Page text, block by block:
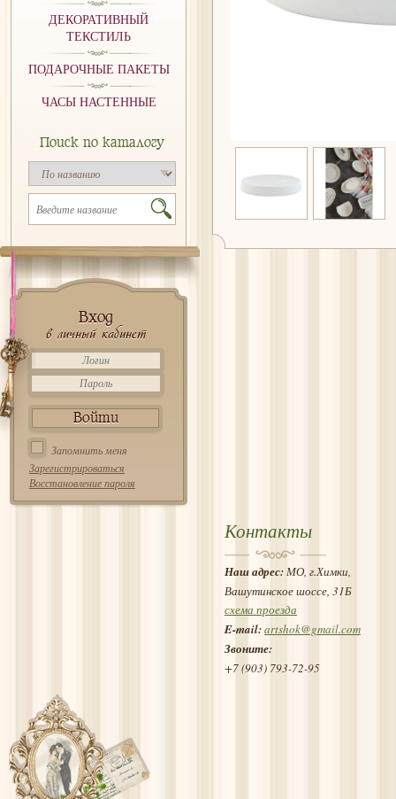
ДЕКОРАТИВНЫЙ
ТЕКСТИЛЬ
ПОДАРОЧНЫЕ ПАКЕТЫ
ЧАСЫ НАСТЕННЫЕ
Поиск по каталогу
Вход
в личный кабинет
Запомнить меня
Зарегистрироваться
Восстановление пароля
Контакты
Наш адрес:МО, г.Химки,
Вашутинское шоссе, 31Б
схема проезда
E-mail:artshok@gmail.com
Звоните:
+7 (903) 793-72-95